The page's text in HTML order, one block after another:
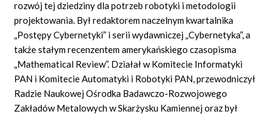
rozwój tej dziedziny dla potrzeb robotyki i metodologii
projektowania. Był redaktorem naczelnym kwartalnika
„Postępy Cybernetyki” i serii wydawniczej „Cybernetyka”, a
także stałym recenzentem amerykańskiego czasopisma
„Mathematical Review”. Działał w Komitecie Informatyki
PAN i Komitecie Automatyki i Robotyki PAN, przewodniczył
Radzie Naukowej Ośrodka Badawczo-Rozwojowego
Zakładów Metalowych w Skarżysku Kamiennej oraz był